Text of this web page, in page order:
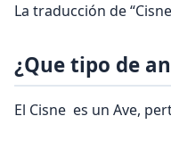
La traducción de
¿Que tipo de
El Cisne es un Ave,